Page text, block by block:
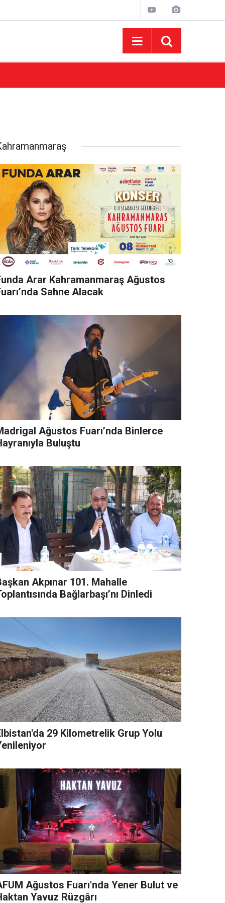
Arar Kahramanmaraş Ağustos
Sahne Alacak
Ağustos Fuarı’nda Binlerce
Buluştu
Akpınar 101. Mahalle
Bağlarbaşı’nı Dinledi
29 Kilometrelik Grup Yolu
Ağustos Fuarı'nda Yener Bulut ve
Yavuz Rüzgârı